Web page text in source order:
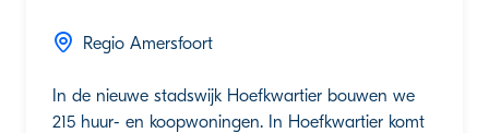
Regio Amersfoort
In de nieuwe stadswijk Hoefkwartier bouwen we
215 huur- en koopwoningen. In Hoefkwartier komt